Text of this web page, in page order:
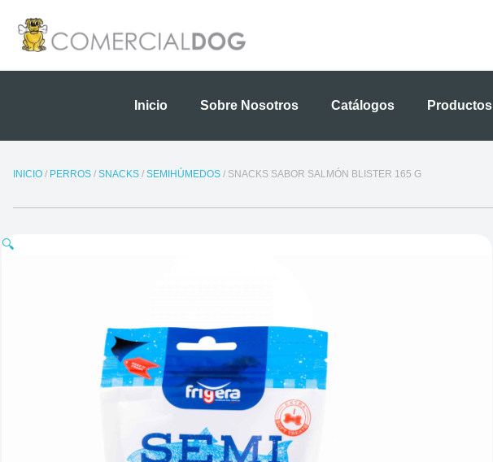
contenido
Inicio Sobre Nosotros Catálogos Productos
INICIO / PERROS / SNACKS / SEMIHÚMEDOS / SNACKS SABOR SALMÓN BLISTER 165 G
🔍